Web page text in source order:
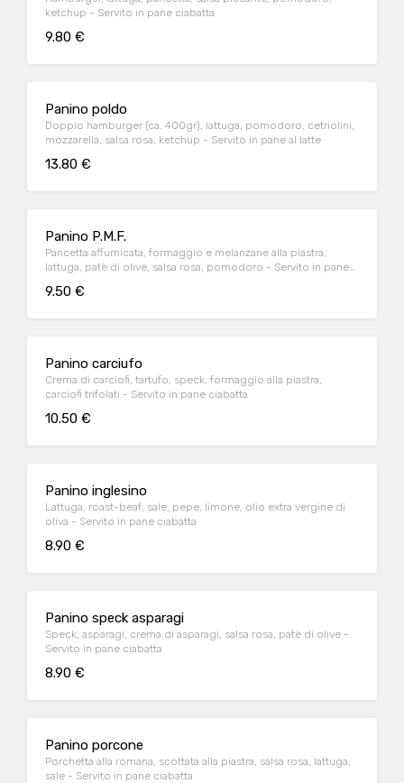
ketchup - Servito in pane ciabatta
9.80 €
Panino poldo
Doppio hamburger (ca. 400gr), lattuga, pomodoro, cetriolini,
mozzarella, salsa rosa, ketchup - Servito in pane al latte
13.80 €
Panino P.M.F.
Pancetta affumicata, formaggio e melanzane alla piastra,
lattuga, patè di olive, salsa rosa, pomodoro - Servito in pane
9.50 €
Panino carciufo
Crema di carciofi, tartufo, speck, formaggio alla piastra,
carciofi trifolati - Servito in pane ciabatta
10.50 €
Panino inglesino
Lattuga, roast-beaf, sale, pepe, limone, olio extra vergine di
oliva - Servito in pane ciabatta
8.90 €
Panino speck asparagi
Speck, asparagi, crema di asparagi, salsa rosa, patè di olive -
Servito in pane ciabatta
8.90 €
Panino porcone
Porchetta alla romana, scottata alla piastra, salsa rosa, lattuga,
sale - Servito in pane ciabatta